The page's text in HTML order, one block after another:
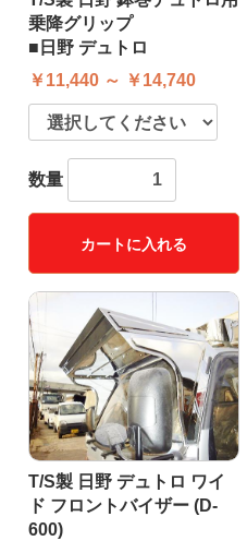
乗降グリップ
■日野 デュトロ
￥11,440 ～ ￥14,740
数量
カートに入れる
T/S製 日野 デュトロ ワイ
ド フロントバイザー (D-
600)